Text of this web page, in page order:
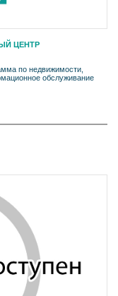
ЦЕНТР
по недвижимости,
обслуживание